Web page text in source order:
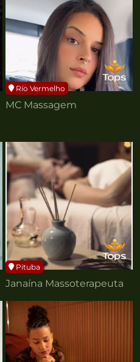
Río Vermelho
MC Massagem
Pituba
Janaína Massoterapeuta